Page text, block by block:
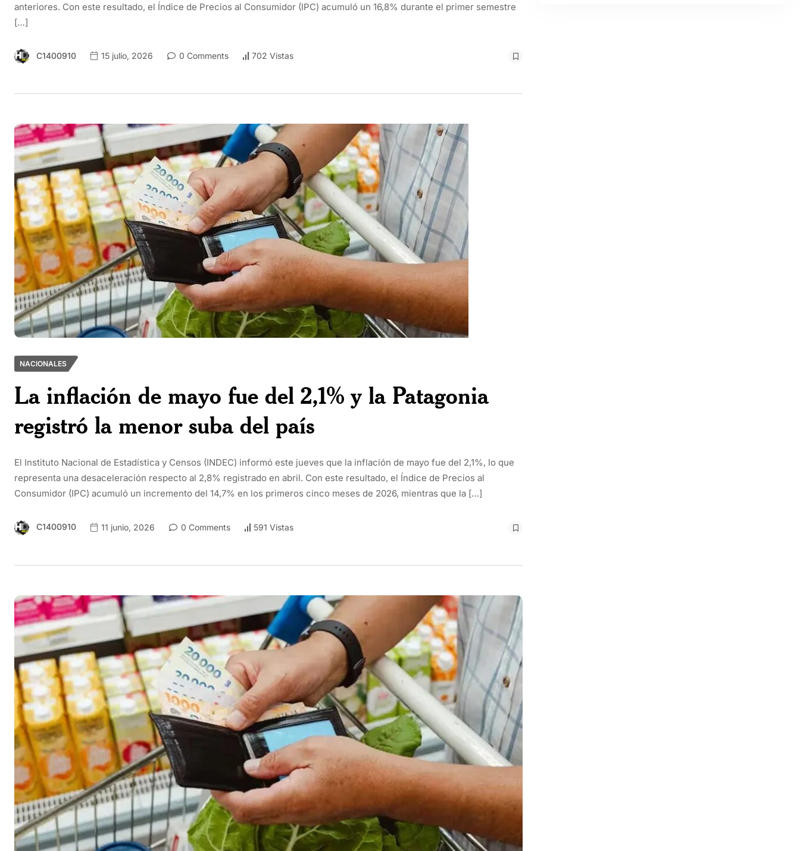
anteriores. Con este resultado, el Índice de Precios al Consumidor (IPC) acumuló un 16,8% durante el primer semestre
[…]
C1400910 15 julio, 2026 0 Comments 702 Vistas
NACIONALES
La inflación de mayo fue del 2,1% y la Patagonia
registró la menor suba del país
El Instituto Nacional de Estadística y Censos (INDEC) informó este jueves que la inflación de mayo fue del 2,1%, lo que
representa una desaceleración respecto al 2,8% registrado en abril. Con este resultado, el Índice de Precios al
Consumidor (IPC) acumuló un incremento del 14,7% en los primeros cinco meses de 2026, mientras que la […]
C1400910 11 junio, 2026 0 Comments 591 Vistas